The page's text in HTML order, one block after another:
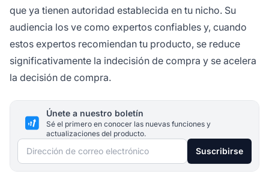
que ya tienen autoridad establecida en tu nicho. Su
audiencia los ve como expertos confiables y, cuando
estos expertos recomiendan tu producto, se reduce
significativamente la indecisión de compra y se acelera
la decisión de compra.
Únete a nuestro boletín
Sé el primero en conocer las nuevas funciones y
actualizaciones del producto.
Dirección de correo electrónico Suscribirse